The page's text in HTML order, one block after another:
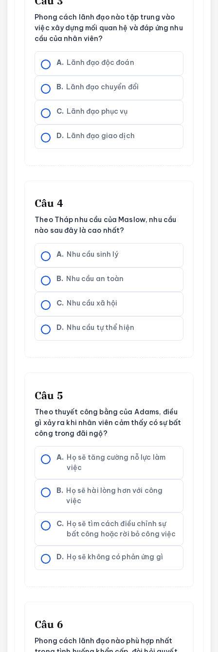
Phong cách lãnh đạo nào tập trung vào
việc xây dựng mối quan hệ và đáp ứng nhu
cầu của nhân viên?
A. Lãnh đạo độc đoán
B. Lãnh đạo chuyển đổi
C. Lãnh đạo phục vụ
D. Lãnh đạo giao dịch
Câu 4
Theo Tháp nhu cầu của Maslow, nhu cầu
nào sau đây là cao nhất?
A. Nhu cầu sinh lý
B. Nhu cầu an toàn
C. Nhu cầu xã hội
D. Nhu cầu tự thể hiện
Câu 5
Theo thuyết công bằng của Adams, điều
gì xảy ra khi nhân viên cảm thấy có sự bất
công trong đãi ngộ?
A. Họ sẽ tăng cường nỗ lực làm
việc
B. Họ sẽ hài lòng hơn với công
việc
C. Họ sẽ tìm cách điều chỉnh sự
bất công hoặc rời bỏ công việc
D. Họ sẽ không có phản ứng gì
Câu 6
Phong cách lãnh đạo nào phù hợp nhất